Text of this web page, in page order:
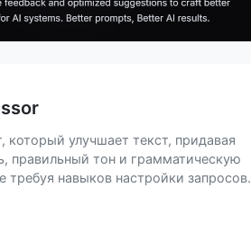
который улучшает текст, придавая
правильный тон и грамматическую
требуя навыков настройки запросов.